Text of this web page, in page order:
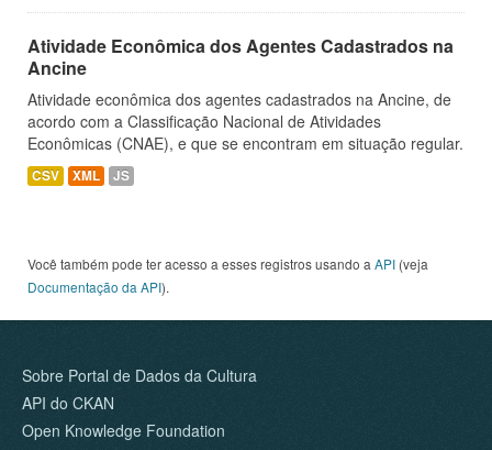
Atividade Econômica dos Agentes Cadastrados na
Ancine
Atividade econômica dos agentes cadastrados na Ancine, de
acordo com a Classificação Nacional de Atividades
Econômicas (CNAE), e que se encontram em situação regular.
CSV XML JS
Você também pode ter acesso a esses registros usando a API (veja
Documentação da API).
Sobre Portal de Dados da Cultura
API do CKAN
Open Knowledge Foundation